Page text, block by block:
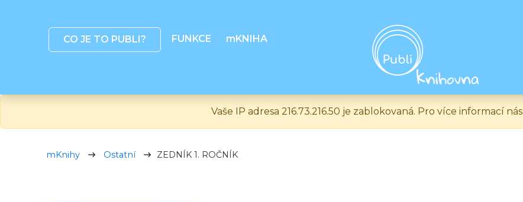
CO JE TO PUBLI? FUNKCE mKNIHA
Vaše IP adresa 216.73.216.50 je zablokovaná. Pro více informací nás
mKnihy Ostatní ZEDNÍK 1. ROČNÍK